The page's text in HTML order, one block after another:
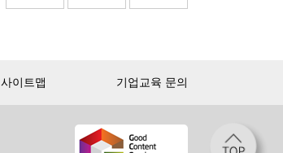
사이트맵 기업교육 문의